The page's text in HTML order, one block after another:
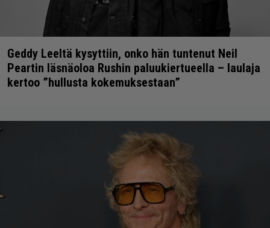
Geddy Leeltä kysyttiin, onko hän tuntenut Neil
Peartin läsnäoloa Rushin paluukiertueella – laulaja
kertoo ”hullusta kokemuksestaan”